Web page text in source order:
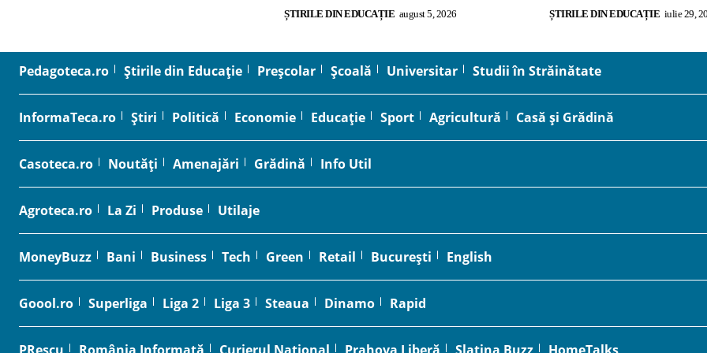
ȘTIRILE DIN EDUCAȚIE august 5, 2026 ȘTIRILE DIN EDUCAȚIE iulie 29,
Pedagoteca.ro Știrile din Educație Preșcolar Școală Universitar Studii în Străinătate
InformaTeca.ro Știri Politică Economie Educație Sport Agricultură Casă și Grădină
Casoteca.ro Noutăți Amenajări Grădină Info Util
Agroteca.ro La Zi Produse Utilaje
MoneyBuzz Bani Business Tech Green Retail București English
Goool.ro Superliga Liga 2 Liga 3 Steaua Dinamo Rapid